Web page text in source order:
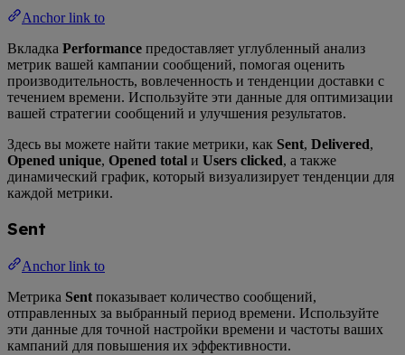
Anchor link to
Вкладка Performance предоставляет углубленный анализ
метрик вашей кампании сообщений, помогая оценить
производительность, вовлеченность и тенденции доставки с
течением времени. Используйте эти данные для оптимизации
вашей стратегии сообщений и улучшения результатов.
Здесь вы можете найти такие метрики, как Sent, Delivered,
Opened unique, Opened total и Users clicked, а также
динамический график, который визуализирует тенденции для
каждой метрики.
Sent
Anchor link to
Метрика Sent показывает количество сообщений,
отправленных за выбранный период времени. Используйте
эти данные для точной настройки времени и частоты ваших
кампаний для повышения их эффективности.